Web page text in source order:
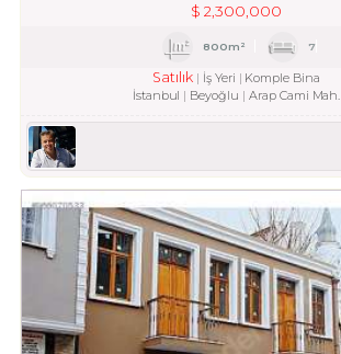
$ 2,300,000
800m² 7
Satılık İş Yeri
Komple Bina
İstanbul
Beyoğlu Arap Cami Mah.